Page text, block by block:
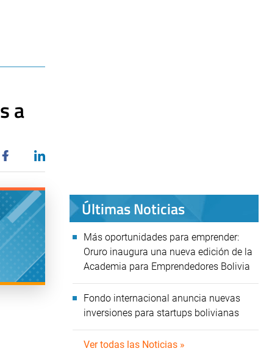
a
Últimas Noticias
Más oportunidades para emprender:
Oruro inaugura una nueva edición de la
Academia para Emprendedores Bolivia
Fondo internacional anuncia nuevas
inversiones para startups bolivianas
Ver todas las Noticias »